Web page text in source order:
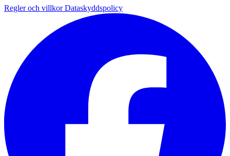
Regler och villkorDataskyddspolicy